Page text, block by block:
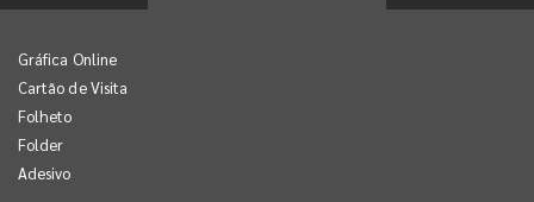
Gráfica Online
Cartão de Visita
Folheto
Folder
Adesivo